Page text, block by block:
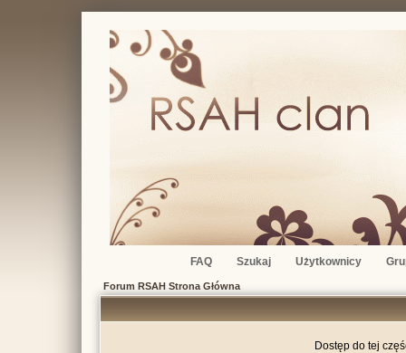
FAQ Szukaj Użytkownicy
Forum RSAH Strona Główna
Dostęp do tej